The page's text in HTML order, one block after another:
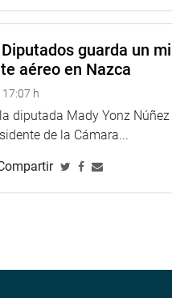
guarda un
aéreo en Nazca
h
diputada Mady Yonz
de la Cámara...